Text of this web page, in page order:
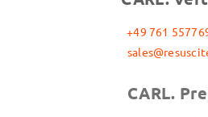
+49 761
CARL.